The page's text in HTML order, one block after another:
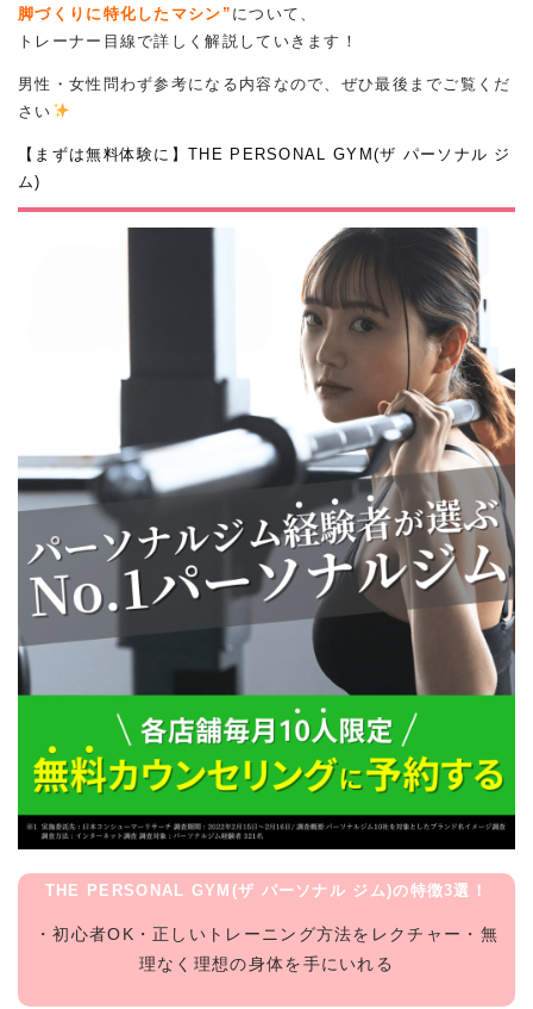
脚づくりに特化したマシン” について、
トレーナー目線で詳しく解説していきます！
男性・女性問わず参考になる内容なので、ぜひ最後までご覧くだ
さい
【まずは無料体験に】THE PERSONAL GYM(ザ パーソナル ジ
ム)
THE PERSONAL GYM(ザ パーソナル ジム)の特徴3選！
・初心者OK・正しいトレーニング方法をレクチャー・無
理なく理想の身体を手にいれる